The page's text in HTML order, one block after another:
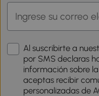
Al suscribirte a
por SMS declaras
información sobre la
aceptas recibir
personalizadas de